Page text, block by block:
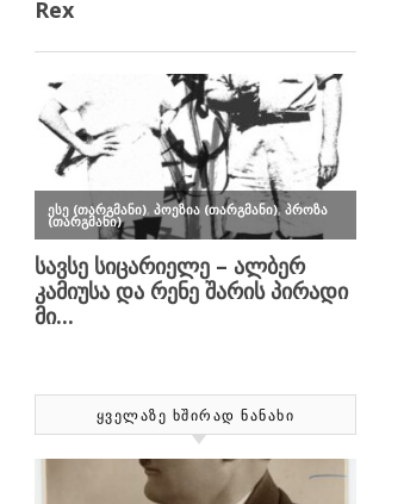
ᲧᲕᲔᲚᲐᲖᲔ ᲮᲨᲘᲠᲐᲓ ᲜᲐᲜᲐᲮᲘ